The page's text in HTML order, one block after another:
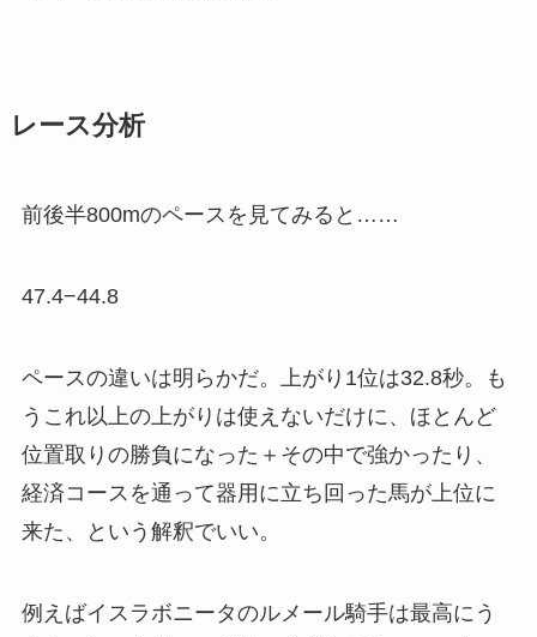
レース分析
前後半800mのペースを見てみると……
47.4−44.8
ペースの違いは明らかだ。上がり1位は32.8秒。も
うこれ以上の上がりは使えないだけに、ほとんど
位置取りの勝負になった＋その中で強かったり、
経済コースを通って器用に立ち回った馬が上位に
来た、という解釈でいい。
例えばイスラボニータのルメール騎手は最高にう